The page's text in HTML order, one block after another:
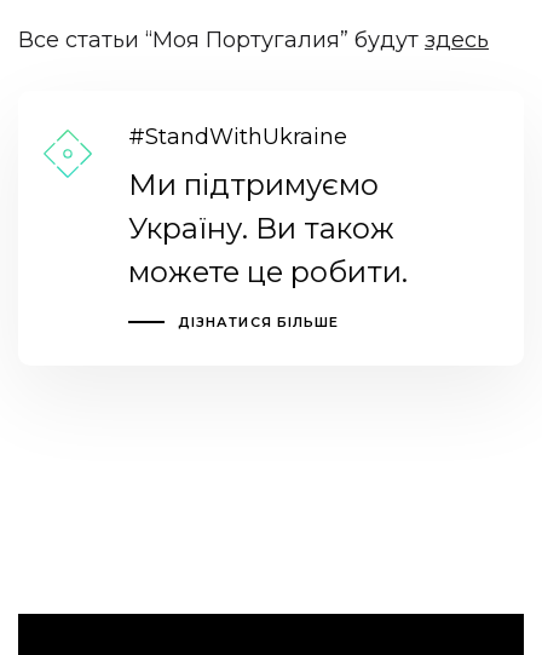
Все статьи “Моя Португалия” будут здесь
#StandWithUkraine
Ми підтримуємо
Україну. Ви також
можете це робити.
ДІЗНАТИСЯ БІЛЬШЕ